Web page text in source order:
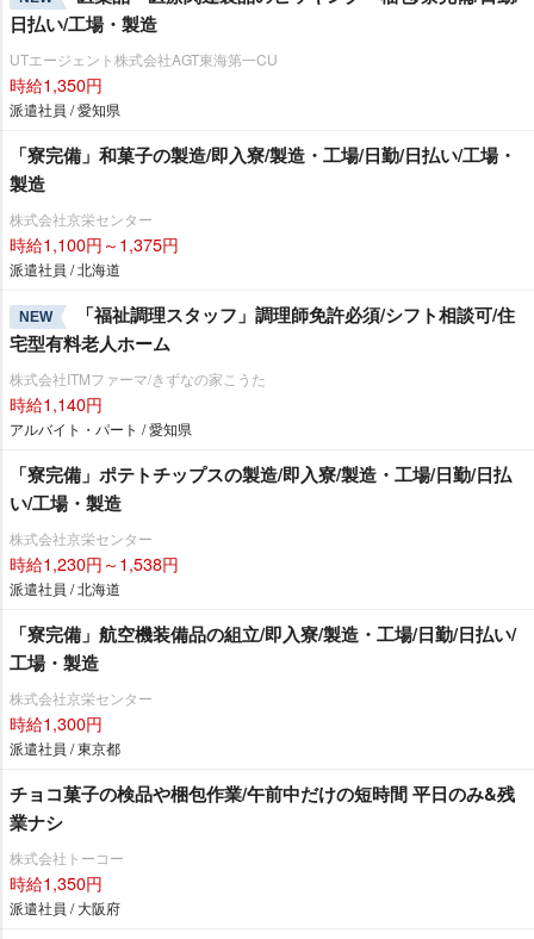
日払い/工場・製造
UTエージェント株式会社AGT東海第一CU
時給1,350円
派遣社員 / 愛知県
「寮完備」和菓子の製造/即入寮/製造・工場/日勤/日払い/工場・
製造
株式会社京栄センター
時給1,100円～1,375円
派遣社員 / 北海道
NEW
「福祉調理スタッフ」調理師免許必須/シフト相談可/住
宅型有料老人ホーム
株式会社ITMファーマ/きずなの家こうた
時給1,140円
アルバイト・パート / 愛知県
「寮完備」ポテトチップスの製造/即入寮/製造・工場/日勤/日払
い/工場・製造
株式会社京栄センター
時給1,230円～1,538円
派遣社員 / 北海道
「寮完備」航空機装備品の組立/即入寮/製造・工場/日勤/日払い/
工場・製造
株式会社京栄センター
時給1,300円
派遣社員 / 東京都
チョコ菓子の検品や梱包作業/午前中だけの短時間 平日のみ&残
業ナシ
株式会社トーコー
時給1,350円
派遣社員 / 大阪府